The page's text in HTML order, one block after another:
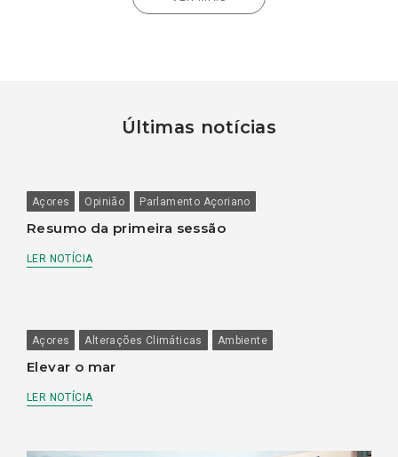
Últimas notícias
Açores Opinião Parlamento Açoriano
Resumo da primeira sessão
LER NOTÍCIA
Açores Alterações Climáticas Ambiente
Elevar o mar
LER NOTÍCIA